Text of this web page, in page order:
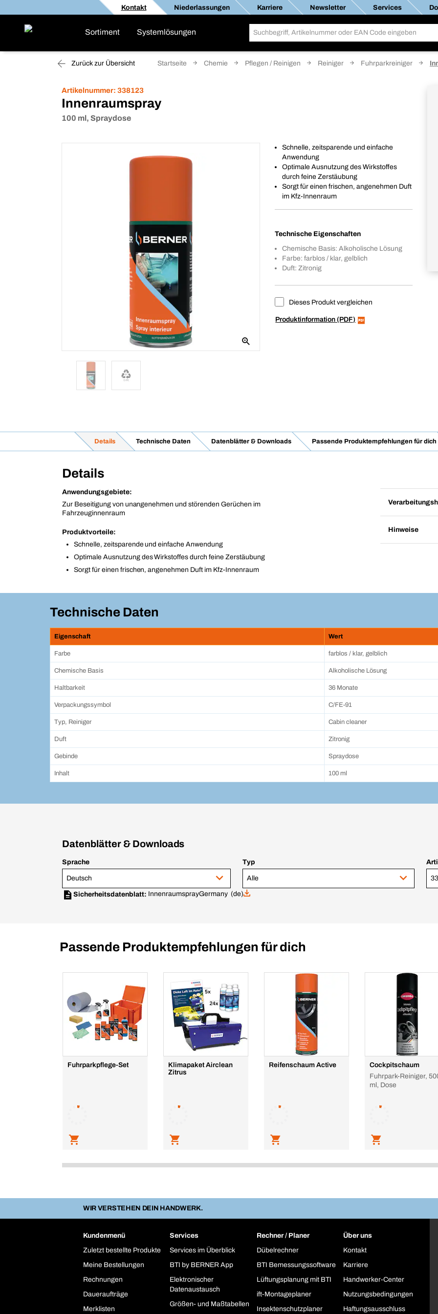
Kontakt Niederlassungen Karriere Newsletter Services
Sortiment Systemlösungen
Zurück zur Übersicht Startseite Chemie Pflegen / Reinigen Reiniger Fuhrparkreiniger
Artikelnummer: 338123
Innenraumspray
100 ml, Spraydose
Schnelle, zeitsparende und einfache
Anwendung
Optimale Ausnutzung des Wirkstoffes
durch feine Zerstäubung
Sorgt für einen frischen, angenehmen Duft
im Kfz-Innenraum
Technische Eigenschaften
Chemische Basis: Alkoholische Lösung
Farbe: farblos / klar, gelblich
Duft: Zitronig
Dieses Produkt vergleichen
Produktinformation (PDF)
Details Technische Daten Datenblätter & Downloads Passende Produktempfehlungen für dich
Details
Anwendungsgebiete:
Zur Beseitigung von unangenehmen und störenden Gerüchen im
Fahrzeuginnenraum
Produktvorteile:
Schnelle, zeitsparende und einfache Anwendung
Optimale Ausnutzung des Wirkstoffes durch feine Zerstäubung
Sorgt für einen frischen, angenehmen Duft im Kfz-Innenraum
Hinweise
Technische Daten
Eigenschaft Wert
Farbe farblos / klar, gelblich
Chemische Basis Alkoholische Lösung
Haltbarkeit 36 Monate
Verpackungssymbol C/FE-91
Typ, Reiniger Cabin cleaner
Duft Zitronig
Gebinde Spraydose
Inhalt 100 ml
Datenblätter & Downloads
Sprache
Deutsch
Typ
Alle
Sicherheitsdatenblatt: InnenraumsprayGermany (de)
Passende Produktempfehlungen für dich
Fuhrparkpflege-Set
Klimapaket Airclean
Zitrus
Reifenschaum Active
Cockpitschaum
Fuhrpark-Reiniger,
ml, Dose
WIR VERSTEHEN DEIN HANDWERK.
Kundenmenü
Zuletzt bestellte Produkte
Meine Bestellungen
Rechnungen
Daueraufträge
Merklisten
Services
Services im Überblick
BTI by BERNER App
Elektronischer
Datenaustausch
Größen- und Maßtabellen
Rechner / Planer
Dübelrechner
BTI Bemessungssoftware
Lüftungsplanung mit BTI
ift-Montageplaner
Insektenschutzplaner
Über uns
Kontakt
Karriere
Handwerker-Center
Nutzungsbedingungen
Haftungsausschluss